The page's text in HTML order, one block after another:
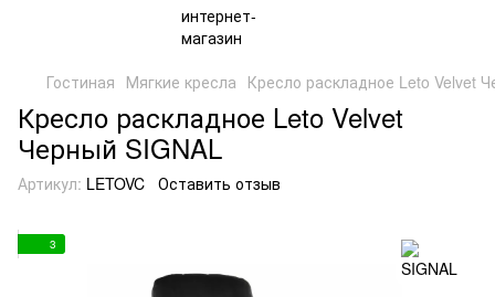
Гостиная Мягкие кресла Кресло раскладное Leto Velvet
Кресло раскладное Leto Velvet
Черный SIGNAL
Артикул: LETOVC Оставить отзыв
3